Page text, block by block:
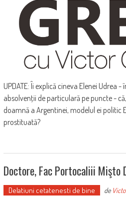
UPDATE: Îi explică cineva Elenei Udrea
absolvenţii de particulară pe puncte -
doamnă a Argentinei, modelul ei politic
prostituată?
Doctore, Fac Portocaliii Mişto
Delatiuni cetatenesti de bine de